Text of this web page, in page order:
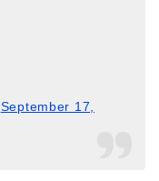
September 17,